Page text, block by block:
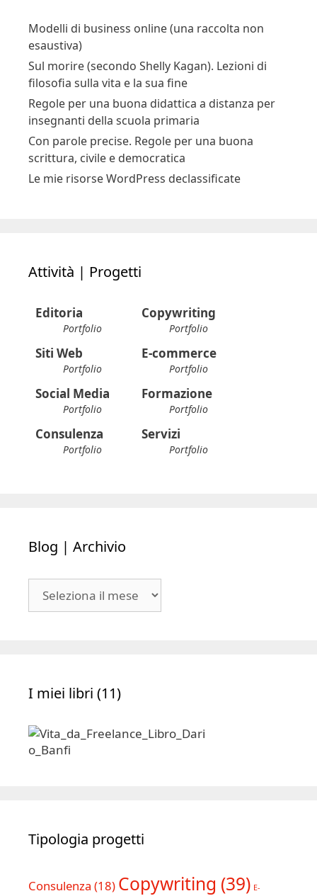
Modelli di business online (una raccolta non
esaustiva)
Sul morire (secondo Shelly Kagan). Lezioni di
filosofia sulla vita e la sua fine
Regole per una buona didattica a distanza per
insegnanti della scuola primaria
Con parole precise. Regole per una buona
scrittura, civile e democratica
Le mie risorse WordPress declassificate
Attività | Progetti
Editoria
Portfolio
Copywriting
Portfolio
Siti Web
Portfolio
E-commerce
Portfolio
Social Media
Portfolio
Formazione
Portfolio
Consulenza
Portfolio
Servizi
Portfolio
Blog | Archivio
I miei libri (11)
Tipologia progetti
Consulenza (18) Copywriting (39) E-